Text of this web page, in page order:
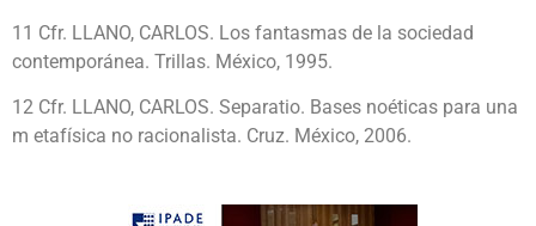
11 Cfr. LLANO, CARLOS. Los fantasmas de la sociedad
contemporánea. Trillas. México, 1995.
12 Cfr. LLANO, CARLOS. Separatio. Bases noéticas para una
m etafísica no racionalista. Cruz. México, 2006.